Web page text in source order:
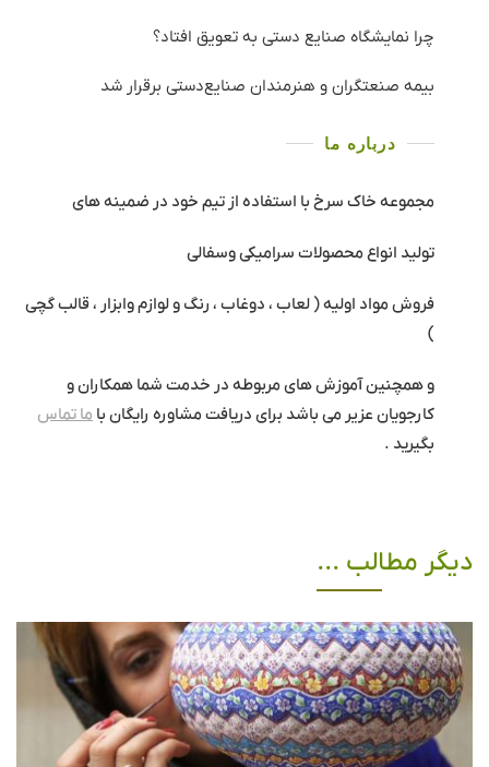
چرا نمایشگاه صنایع دستی به تعویق افتاد؟
بیمه صنعتگران و هنرمندان صنایع‌دستی برقرار شد
درباره ما
مجموعه خاک سرخ با استفاده از تیم خود در ضمینه های
تولید انواع محصولات سرامیکی وسفالی
فروش مواد اولیه ( لعاب ، دوغاب ، رنگ و لوازم وابزار ، قالب گچی
)
و همچنین آموزش های مربوطه در خدمت شما همکاران و
کارجویان عزیر می باشد برای دریافت مشاوره رایگان با ما تماس
بگیرید .
دیگر مطالب ...